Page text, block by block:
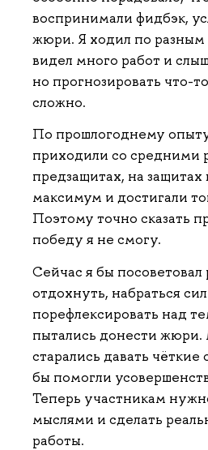
воспринимали фидбэк,
жюри. Я ходил по
видел много работ и
но прогнозировать что-
сложно.
По прошлогоднему
приходили со средними
предзащитах, на защитах
максимум и достигали
Поэтому точно сказать
победу я не смогу.
Сейчас я бы посоветовал
отдохнуть, набраться
порефлексировать над
пытались донести жюри.
старались давать чёткие
бы помогли
Теперь участникам
мыслями и сделать
работы.